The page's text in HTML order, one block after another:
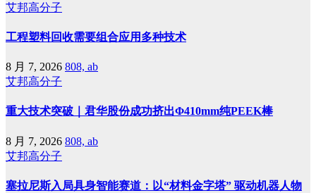
艾邦高分子
工程塑料回收需要组合应用多种技术
8 月 7, 2026 808, ab
艾邦高分子
重大技术突破｜君华股份成功挤出Φ410mm纯PEEK棒
8 月 7, 2026 808, ab
艾邦高分子
塞拉尼斯入局具身智能赛道：以“材料金字塔” 驱动机器人物